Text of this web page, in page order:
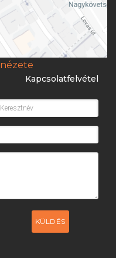
Kapcsolatfelvétel
KÜLDÉS